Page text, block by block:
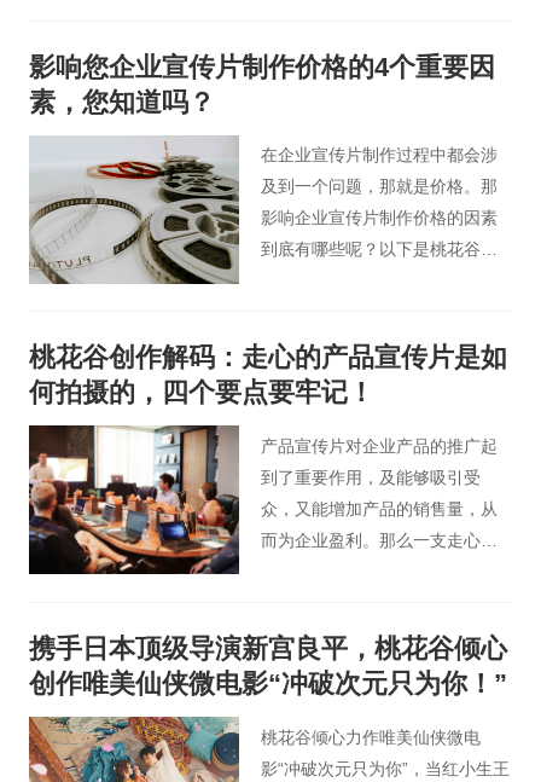
影响您企业宣传片制作价格的4个重要因
素，您知道吗？
在企业宣传片制作过程中都会涉
及到一个问题，那就是价格。那
影响企业宣传片制作价格的因素
到底有哪些呢？以下是桃花谷影
桃花谷创作解码：走心的产品宣传片是如
何拍摄的，四个要点要牢记！
产品宣传片对企业产品的推广起
到了重要作用，及能够吸引受
众，又能增加产品的销售量，从
而为企业盈利。那么一支走心的
携手日本顶级导演新宫良平，桃花谷倾心
创作唯美仙侠微电影“冲破次元只为你！”
桃花谷倾心力作唯美仙侠微电
影“冲破次元只为你”，当红小生王